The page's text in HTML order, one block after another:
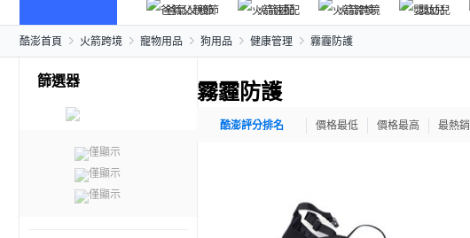
爸氣父親節
火箭速配 火箭跨境 嬰幼兒
酷澎首頁 火箭跨境 寵物用品 狗用品 健康管理 霧霾防護
篩選器
僅顯示
僅顯示
僅顯示
霧霾防護
酷澎評分排名 價格最低 價格最高 最熱銷